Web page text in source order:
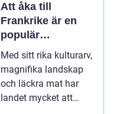
Att åka till
Frankrike är en
populär
destination för
många resenärer
Med sitt rika kulturarv,
magnifika landskap
och läckra mat har
landet mycket att